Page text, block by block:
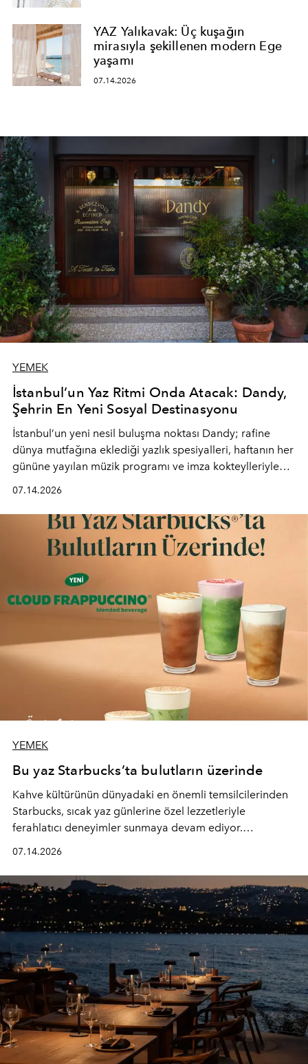
YAZ Yalıkavak: Üç kuşağın
mirasıyla şekillenen modern Ege
yaşamı
07.14.2026
YEMEK
İstanbul’un Yaz Ritmi Onda Atacak: Dandy,
Şehrin En Yeni Sosyal Destinasyonu
İstanbul’un yeni nesil buluşma noktası Dandy; rafine
dünya mutfağına eklediği yazlık spesiyalleri, haftanın her
gününe yayılan müzik programı ve imza kokteylleriyle
lüks" anlayışıyla buluşturan mekan; gurme lezzetleri, iyi
müziği ve açık havadaki özel puro alanını tek bir çatı
altında sunuyor.
07.14.2026
YEMEK
Bu yaz Starbucks’ta bulutların üzerinde
Kahve kültürünün dünyadaki en önemli temsilcilerinden
Starbucks, sıcak yaz günlerine özel lezzetleriyle
ferahlatıcı deneyimler sunmaya devam ediyor.
yepyeni Cloud Frappuccino® Blended Beverage çeşitleri
ve yiyecek alternatifleri yazın keyfine lezzet katıyor.
07.14.2026